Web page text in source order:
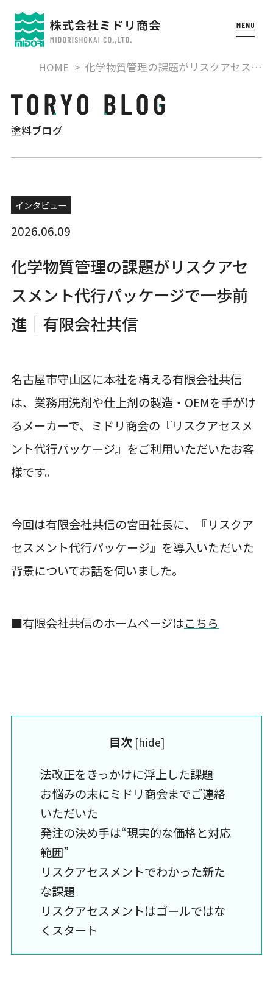
HOME 化学物質管理の課題がリスクアセス…
塗料ブログ
インタビュー
2026.06.09
化学物質管理の課題がリスクアセ
スメント代行パッケージで一歩前
進｜有限会社共信
名古屋市守山区に本社を構える有限会社共信
は、業務用洗剤や仕上剤の製造・OEMを手がけ
るメーカーで、ミドリ商会の『リスクアセスメ
ント代行パッケージ』をご利用いただいたお客
様です。
今回は有限会社共信の宮田社長に、『リスクア
セスメント代行パッケージ』を導入いただいた
背景についてお話を伺いました。
■有限会社共信のホームページはこちら
目次 [hide]
法改正をきっかけに浮上した課題
お悩みの末にミドリ商会までご連絡
いただいた
発注の決め手は“現実的な価格と対応
範囲”
リスクアセスメントでわかった新た
な課題
リスクアセスメントはゴールではな
くスタート